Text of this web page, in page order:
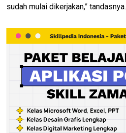
sudah mulai dikerjakan,” tandasnya.